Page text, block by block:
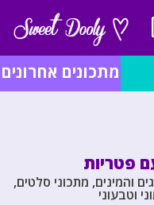
מתכונים אחרונים
פטריות
והמינים, מתכוני סלטים,
וטבעוני